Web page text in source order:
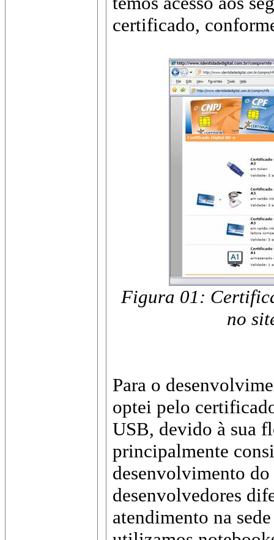
certificado,
Figura 01:
no
Para o
optei pelo
USB, devido à sua
principalmente
desenvolvimento
desenvolvedores
atendimento na